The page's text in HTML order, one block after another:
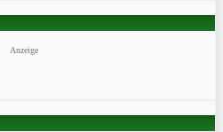
Anzeige